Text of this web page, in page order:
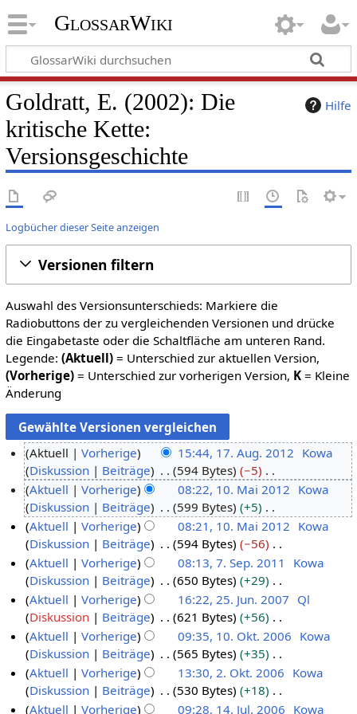
GlossarWiki
Hilfe
Goldratt, E. (2002): Die
kritische Kette:
Versionsgeschichte
Logbücher dieser Seite anzeigen
Versionen filtern
Auswahl des Versionsunterschieds: Markiere die
Radiobuttons der zu vergleichenden Versionen und drücke
die Eingabetaste oder die Schaltfläche am unteren Rand.
Legende: (Aktuell)= Unterschied zur aktuellen Version,
(Vorherige)= Unterschied zur vorherigen Version, K= Kleine
Änderung
7
A
g
s
2
1
Aktuell Vorherige 15:44, 17. Aug. 2012 Kowa
Diskussion
Beiträge 594 Bytes
−5
K
e
i
n
e
B
e
a
r
b
e
i
t
0
M
0
2
Aktuell Vorherige 08:22, 10. Mai 2012 Kowa
Diskussion
Beiträge 599 Bytes
+5
K
e
i
n
e
B
e
a
r
b
e
Aktuell Vorherige 08:21, 10. Mai 2012 Kowa
Diskussion
Beiträge 594 Bytes
−56
K
e
i
n
e
B
e
a
r
e
Aktuell Vorherige 08:13, 7. Sep. 2011
Kowa
Diskussion
Beiträge 650 Bytes
+29
K
e
i
n
e
B
e
5
J
Aktuell Vorherige 16:22, 25. Jun. 2007 Ql
Diskussion
Beiträge 621 Bytes
+56
K
e
i
n
e
0
Aktuell Vorherige 09:35, 10. Okt. 2006 Kowa
Diskussion
Beiträge 565 Bytes
+35
K
e
i
Aktuell Vorherige 13:30, 2. Okt. 2006 Kowa
Diskussion
Beiträge 530 Bytes
+18
KAktuell Vorherige 09:28, 14. Jul. 2006 Kowa